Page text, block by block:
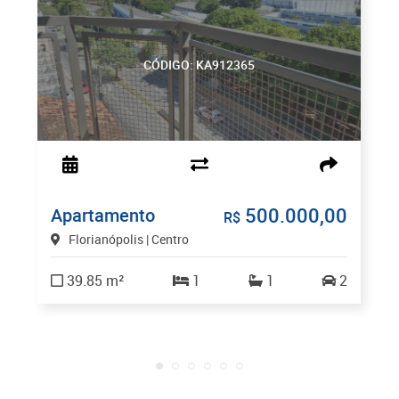
CÓDIGO: KA912365
Apartamento
Florianópolis | Centro
R$ 500.000,00
39.85 m² 1 1 2